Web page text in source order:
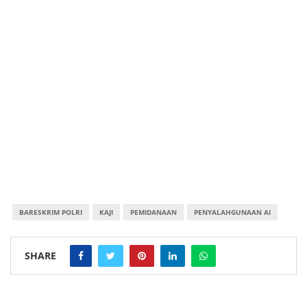
BARESKRIM POLRI KAJI PEMIDANAAN PENYALAHGUNAAN AI
SHARE